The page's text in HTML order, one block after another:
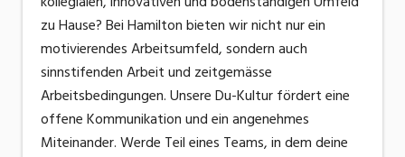
zu Hause? Bei Hamilton bieten wir nicht nur ein
motivierendes Arbeitsumfeld, sondern auch
sinnstifenden Arbeit und zeitgemässe
Arbeitsbedingungen. Unsere Du-Kultur fördert eine
offene Kommunikation und ein angenehmes
Miteinander. Werde Teil eines Teams, in dem deine